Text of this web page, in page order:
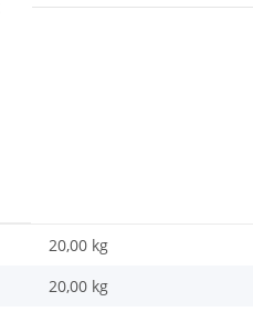
20,00 kg
20,00 kg